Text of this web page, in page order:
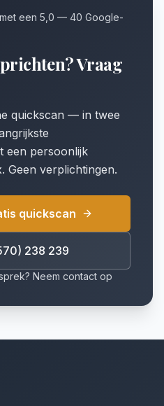
een 5,0 — 40 Google-
Vraag
quickscan — in twee
een persoonlijk
Geen verplichtingen.
quickscan
238 239
Neem contact op